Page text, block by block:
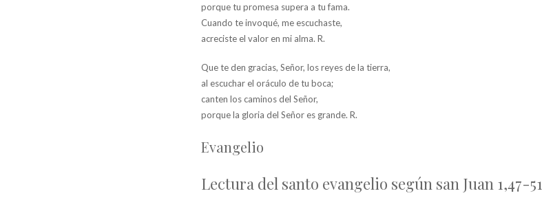
porque tu promesa supera a tu fama.
Cuando te invoqué, me escuchaste,
acreciste el valor en mi alma. R.
Que te den gracias, Señor, los reyes de la tierra,
al escuchar el oráculo de tu boca;
canten los caminos del Señor,
porque la gloria del Señor es grande. R.
Evangelio
Lectura del santo evangelio según san Juan 1,47-51